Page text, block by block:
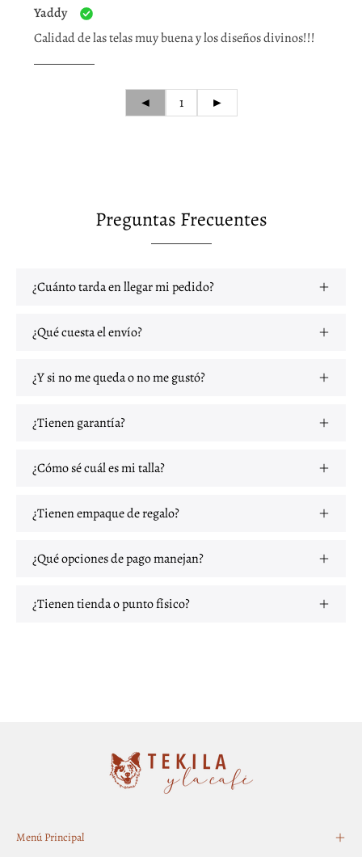
Yaddy
Calidad de las telas muy buena y los diseños divinos!!!
◄ 1 ►
Preguntas Frecuentes
¿Cuánto tarda en llegar mi pedido?
¿Qué cuesta el envío?
¿Y si no me queda o no me gustó?
¿Tienen garantía?
¿Cómo sé cuál es mi talla?
¿Tienen empaque de regalo?
¿Qué opciones de pago manejan?
¿Tienen tienda o punto físico?
Menú Principal